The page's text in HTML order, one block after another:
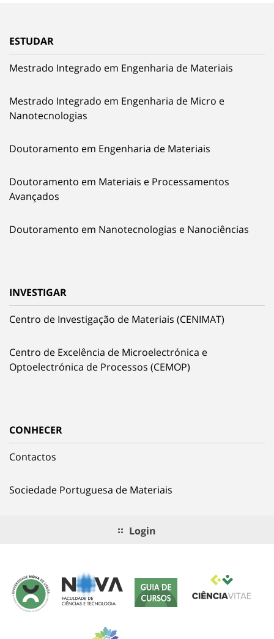
ESTUDAR
Mestrado Integrado em Engenharia de Materiais
Mestrado Integrado em Engenharia de Micro e
Nanotecnologias
Doutoramento em Engenharia de Materiais
Doutoramento em Materiais e Processamentos
Avançados
Doutoramento em Nanotecnologias e Nanociências
INVESTIGAR
Centro de Investigação de Materiais (CENIMAT)
Centro de Excelência de Microelectrónica e
Optoelectrónica de Processos (CEMOP)
CONHECER
Contactos
Sociedade Portuguesa de Materiais
Login